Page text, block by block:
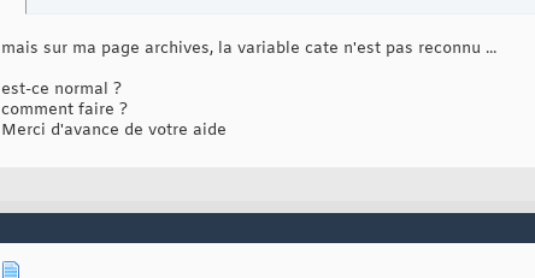
mais sur ma page archives, la variable cate n'est pas reconnu ...
est-ce normal ?
comment faire ?
Merci d'avance de votre aide